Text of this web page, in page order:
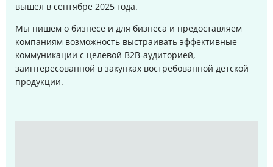
вышел в сентябре 2025 года.
Мы пишем о бизнесе и для бизнеса и предоставляем
компаниям возможность выстраивать эффективные
коммуникации с целевой B2B-аудиторией,
заинтересованной в закупках востребованной детской
продукции.